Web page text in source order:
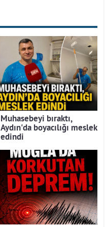
Muhasebeyi bıraktı,
Aydın'da boyacılığı meslek
edindi